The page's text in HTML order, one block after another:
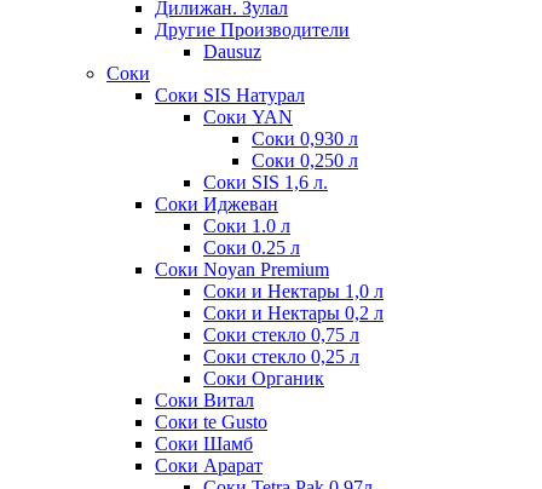
Дилижан. Зулал
Другие Производители
Dausuz
Соки
Соки SIS Натурал
Соки YAN
Соки 0,930 л
Соки 0,250 л
Соки SIS 1,6 л.
Соки Иджеван
Соки 1.0 л
Соки 0.25 л
Соки Noyan Premium
Соки и Нектары 1,0 л
Соки и Нектары 0,2 л
Соки стекло 0,75 л
Соки стекло 0,25 л
Соки Органик
Соки Витал
Соки te Gusto
Соки Шамб
Соки Арарат